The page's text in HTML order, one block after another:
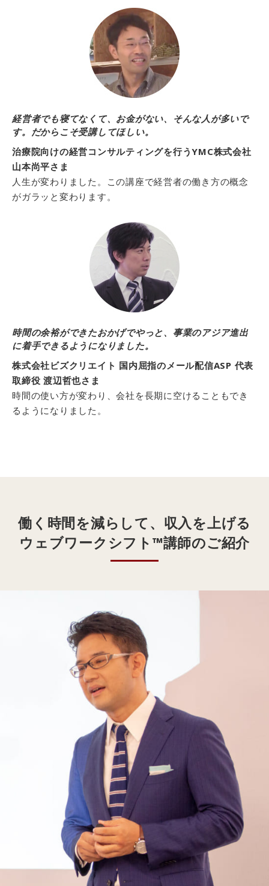
経営者でも寝てなくて、お金がない、そんな人が多いで
す。だからこそ受講してほしい。
治療院向けの経営コンサルティングを行うYMC株式会社
山本尚平さま
人生が変わりました。この講座で経営者の働き方の概念
がガラッと変わります。
時間の余裕ができたおかげでやっと、事業のアジア進出
に着手できるようになりました。
株式会社ビズクリエイト 国内屈指のメール配信ASP 代表
取締役 渡辺哲也さま
時間の使い方が変わり、会社を長期に空けることもでき
るようになりました。
働く時間を減らして、 収入を上げる
ウェブワークシフト™講師のご紹介